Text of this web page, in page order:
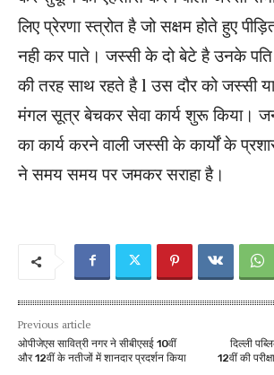
लिए प्रेरणा स्त्रोत है जो सक्षम होते हुए
नही कर पाते। जस्सी के दो बेटे है उनके पति
की तरह साथ रहते है l उस दौर को जस्सी
मंगल सूत्र बेचकर सेवा कार्य शुरू किया।
का कार्य करने वाली जस्सी के कार्यों के
ने समय समय पर जमकर सराहा है।
Previous article
ओपीजेएस सावित्री नगर ने सीबीएसई 10वीं
और 12वीं के नतीजों में शानदार प्रदर्शन किया
दिल्ली
12वीं की